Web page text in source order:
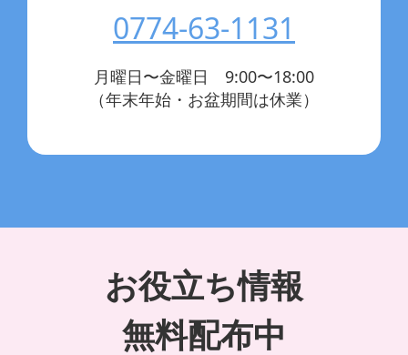
0774-63-1131
月曜日〜金曜日 9:00〜18:00
（年末年始・お盆期間は休業）
お役立ち情報
無料配布中